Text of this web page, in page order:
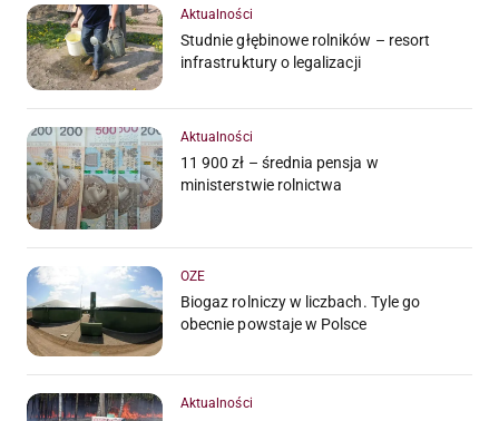
Aktualności
Studnie głębinowe rolników – resort
infrastruktury o legalizacji
Aktualności
11 900 zł – średnia pensja w
ministerstwie rolnictwa
OZE
Biogaz rolniczy w liczbach. Tyle go
obecnie powstaje w Polsce
Aktualności